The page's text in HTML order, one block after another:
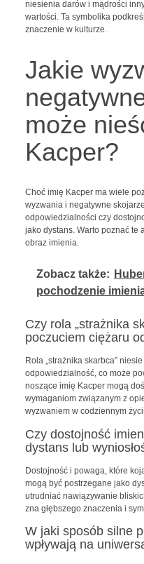
niesienia darów i mądrości
wartości. Ta symbolika
znaczenie w kulturze.
Jakie
może
Kacper?
Choć imię Kacper ma wiele
wyzwania i negatywne
odpowiedzialności czy
jako dystans. Warto poznać te
obraz imienia.
Zobacz także:
pochodzenie
Czy rola „strażnika
poczuciem ciężaru
Rola „strażnika skarbca”
odpowiedzialność, co może
noszące imię Kacper mogą
wymaganiom związanym z
wyzwaniem w codziennym
Czy dostojność
dystans lub
Dostojność i powaga, które
mogą być postrzegane jako
utrudniać nawiązywanie
zna głębszego znaczenia i
W jaki sposób silne
wpływają na